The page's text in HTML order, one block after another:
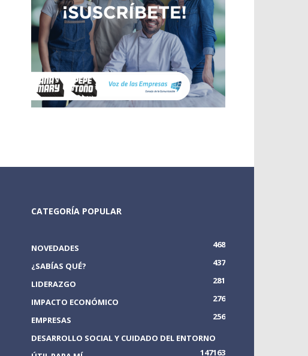
CATEGORÍA POPULAR
NOVEDADES
468
¿SABÍAS QUÉ?
437
LIDERAZGO
281
IMPACTO ECONÓMICO
276
EMPRESAS
256
DESARROLLO SOCIAL Y CUIDADO DEL ENTORNO
163
147